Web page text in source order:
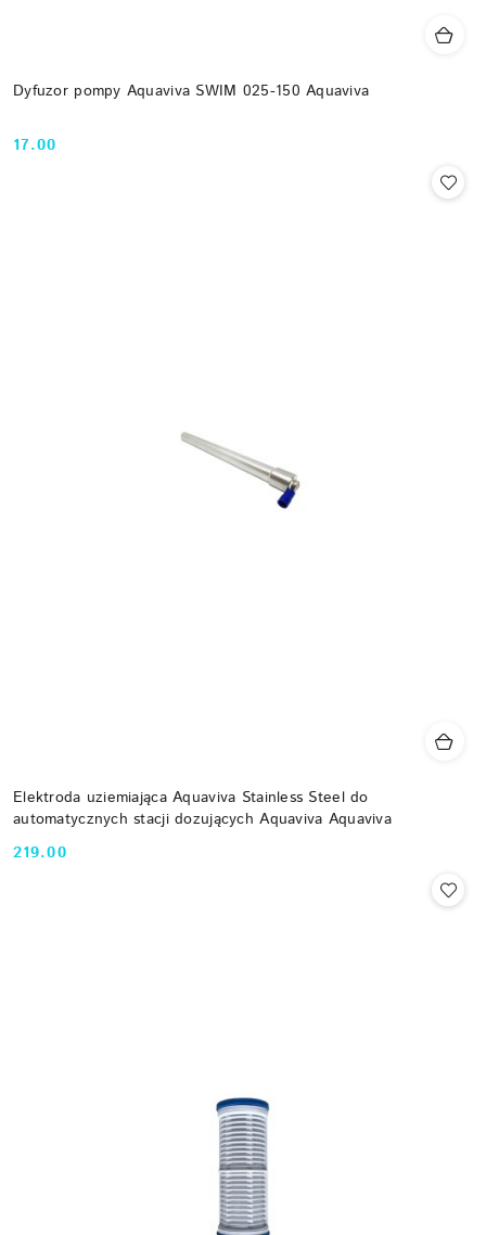
Dyfuzor pompy Aquaviva SWIM 025-150 Aquaviva
Cena:
17.00
Elektroda uziemiająca Aquaviva Stainless Steel do
automatycznych stacji dozujących Aquaviva Aquaviva
Cena:
219.00